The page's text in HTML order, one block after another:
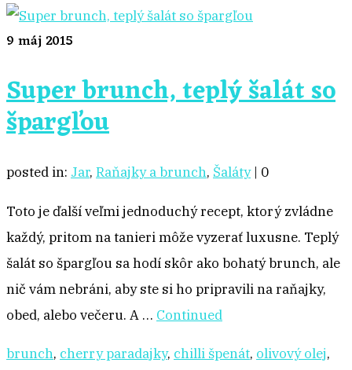
9 máj 2015
Super brunch, teplý šalát so
špargľou
posted in: Jar, Raňajky a brunch, Šaláty | 0
Toto je ďalší veľmi jednoduchý recept, ktorý zvládne
každý, pritom na tanieri môže vyzerať luxusne. Teplý
šalát so špargľou sa hodí skôr ako bohatý brunch, ale
nič vám nebráni, aby ste si ho pripravili na raňajky,
obed, alebo večeru. A … Continued
brunch, cherry paradajky, chilli špenát, olivový olej,